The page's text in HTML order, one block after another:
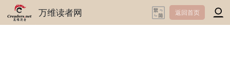
万维读者网 返回首页